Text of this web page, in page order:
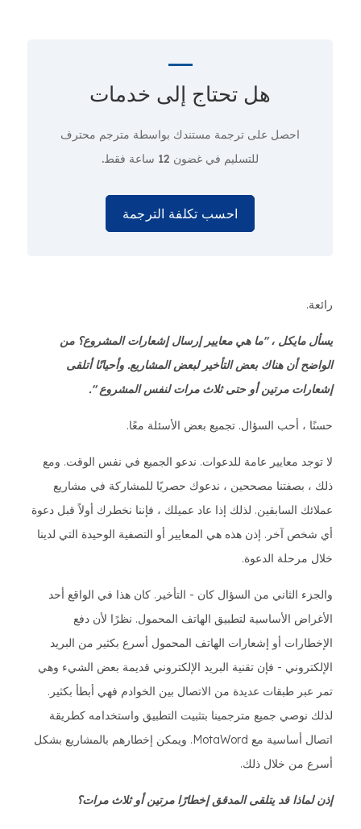
هل تحتاج إلى خدمات
احصل على ترجمة مستندك بواسطة مترجم محترف
للتسليم في غضون 12 ساعة فقط.
احسب تكلفة الترجمة
رائعة.
يسأل مايكل ، "ما هي معايير إرسال إشعارات المشروع؟ من
الواضح أن هناك بعض التأخير لبعض المشاريع. وأحيانًا أتلقى
إشعارات مرتين أو حتى ثلاث مرات لنفس المشروع ".
حسنًا ، أحب السؤال. تجميع بعض الأسئلة معًا.
لا توجد معايير عامة للدعوات. ندعو الجميع في نفس الوقت. ومع
ذلك ، بصفتنا مصححين ، ندعوك حصريًا للمشاركة في مشاريع
عملائك السابقين. لذلك إذا عاد عميلك ، فإننا نخطرك أولاً قبل دعوة
أي شخص آخر. إذن هذه هي المعايير أو التصفية الوحيدة التي لدينا
خلال مرحلة الدعوة.
والجزء الثاني من السؤال كان - التأخير. كان هذا في الواقع أحد
الأغراض الأساسية لتطبيق الهاتف المحمول. نظرًا لأن دفع
الإخطارات أو إشعارات الهاتف المحمول أسرع بكثير من البريد
الإلكتروني - فإن تقنية البريد الإلكتروني قديمة بعض الشيء وهي
تمر عبر طبقات عديدة من الاتصال بين الخوادم فهي أبطأ بكثير.
لذلك نوصي جميع مترجمينا بتثبيت التطبيق واستخدامه كطريقة
اتصال أساسية مع MotaWord. ويمكن إخطارهم بالمشاريع بشكل
أسرع من خلال ذلك.
إذن لماذا قد يتلقى المدقق إخطارًا مرتين أو ثلاث مرات؟